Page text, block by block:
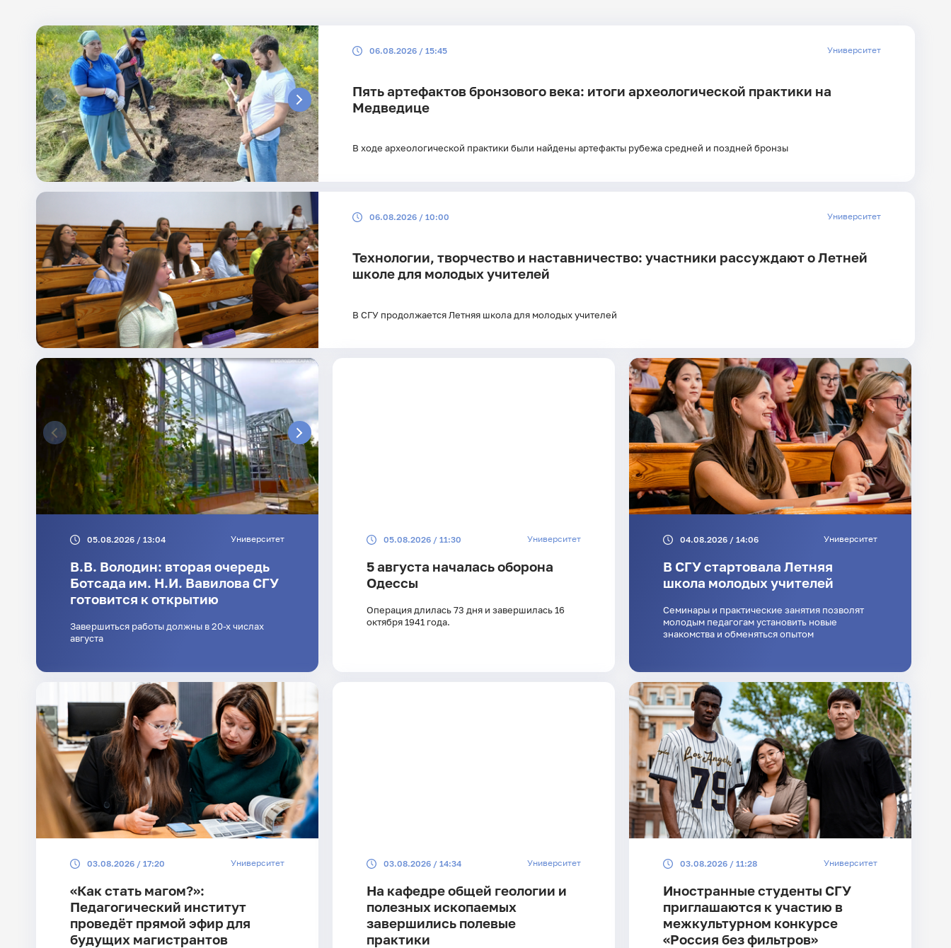
Поиск по темам
Главные
новости
06.08.2026 / 15:45 Университет
Пять артефактов бронзового века: итоги археологической практики на
Медведице
В ходе археологической практики были найдены артефакты рубежа средней и поздней бронзы
06.08.2026 / 10:00 Университет
Технологии, творчество и наставничество: участники рассуждают о Летней
школе для молодых учителей
В СГУ продолжается Летняя школа для молодых учителей
05.08.2026 / 13:04 Университет
В.В. Володин: вторая очередь
Ботсада им. Н.И. Вавилова СГУ
готовится к открытию
Завершиться работы должны в 20-х числах
августа
05.08.2026 / 11:30 Университет
5 августа началась оборона
Одессы
Операция длилась 73 дня и завершилась 16
октября 1941 года.
04.08.2026 / 14:06 Университет
В СГУ стартовала Летняя
школа молодых учителей
Семинары и практические занятия позволят
молодым педагогам установить новые
знакомства и обменяться опытом
03.08.2026 / 17:20 Университет
«Как стать магом?»:
Педагогический институт
проведёт прямой эфир для
будущих магистрантов
03.08.2026 / 14:34 Университет
На кафедре общей геологии и
полезных ископаемых
завершились полевые
практики
03.08.2026 / 11:28 Университет
Иностранные студенты СГУ
приглашаются к участию в
межкультурном конкурсе
«Россия без фильтров»